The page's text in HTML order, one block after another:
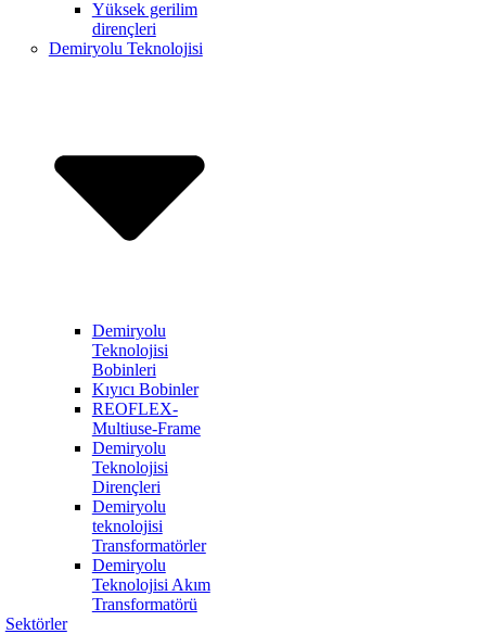
Yüksek gerilim
dirençleri
Demiryolu Teknolojisi
Demiryolu
Teknolojisi
Bobinleri
Kıyıcı Bobinler
REOFLEX-
Multiuse-Frame
Demiryolu
Teknolojisi
Dirençleri
Demiryolu
teknolojisi
Transformatörler
Demiryolu
Teknolojisi Akım
Transformatörü
Sektörler